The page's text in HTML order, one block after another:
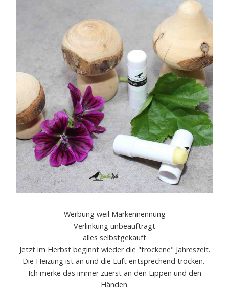
Werbung weil Markennennung
Verlinkung unbeauftragt
alles selbstgekauft
Jetzt im Herbst beginnt wieder die "trockene" Jahreszeit.
Die Heizung ist an und die Luft entsprechend trocken.
Ich merke das immer zuerst an den Lippen und den
Händen.